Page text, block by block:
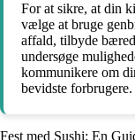
For at sikre, at din
vælge at bruge
affald, tilbyde
undersøge
kommunikere om
bevidste forbrugere.
Fest med Sushi: En